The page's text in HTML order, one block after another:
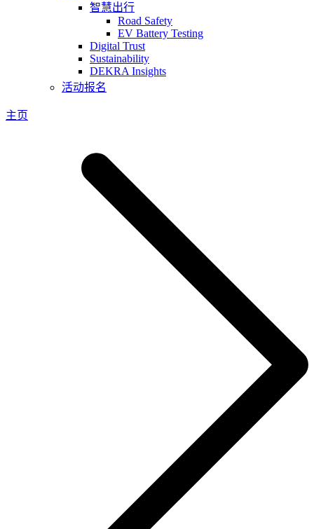
智慧出行
Road Safety
EV Battery Testing
Digital Trust
Sustainability
DEKRA Insights
活动报名
主页